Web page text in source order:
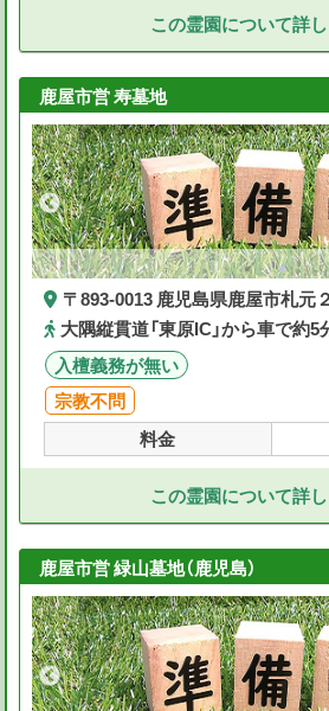
この霊園について詳
鹿屋市営 寿墓地
〒893-0013 鹿児島県鹿屋市札元
大隅縦貫道「東原IC」から車で約5
入檀義務が無い
宗教不問
料金
この霊園について詳
鹿屋市営 緑山墓地（鹿児島）